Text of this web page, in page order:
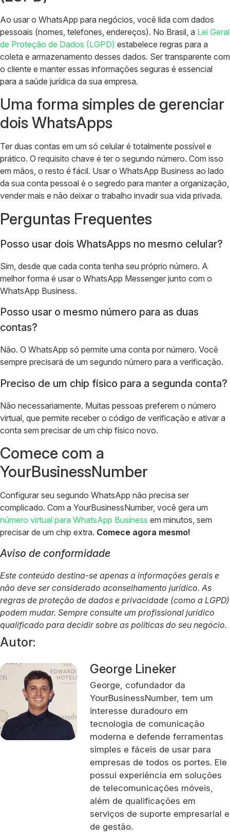
Ao usar o WhatsApp para negócios, você lida com dados
pessoais (nomes, telefones, endereços). No Brasil, a Lei Geral
de Proteção de Dados (LGPD) estabelece regras para a
coleta e armazenamento desses dados. Ser transparente com
o cliente e manter essas informações seguras é essencial
para a saúde jurídica da sua empresa.
Uma forma simples de gerenciar
dois WhatsApps
Ter duas contas em um só celular é totalmente possível e
prático. O requisito chave é ter o segundo número. Com isso
em mãos, o resto é fácil. Usar o WhatsApp Business ao lado
da sua conta pessoal é o segredo para manter a organização,
vender mais e não deixar o trabalho invadir sua vida privada.
Perguntas Frequentes
Posso usar dois WhatsApps no mesmo celular?
Sim, desde que cada conta tenha seu próprio número. A
melhor forma é usar o WhatsApp Messenger junto com o
WhatsApp Business.
Posso usar o mesmo número para as duas
contas?
Não. O WhatsApp só permite uma conta por número. Você
sempre precisará de um segundo número para a verificação.
Preciso de um chip físico para a segunda conta?
Não necessariamente. Muitas pessoas preferem o número
virtual, que permite receber o código de verificação e ativar a
conta sem precisar de um chip físico novo.
Comece com a
YourBusinessNumber
Configurar seu segundo WhatsApp não precisa ser
complicado. Com a YourBusinessNumber, você gera um
número virtual para WhatsApp Business em minutos, sem
precisar de um chip extra. Comece agora mesmo!
Aviso de conformidade
Este conteúdo destina-se apenas a informações gerais e
não deve ser considerado aconselhamento jurídico. As
regras de proteção de dados e privacidade (como a LGPD)
podem mudar. Sempre consulte um profissional jurídico
qualificado para decidir sobre as políticas do seu negócio.
Autor:
George Lineker
George, cofundador da
YourBusinessNumber, tem um
interesse duradouro em
tecnologia de comunicação
moderna e defende ferramentas
simples e fáceis de usar para
empresas de todos os portes. Ele
possui experiência em soluções
de telecomunicações móveis,
além de qualificações em
serviços de suporte empresarial e
de gestão.